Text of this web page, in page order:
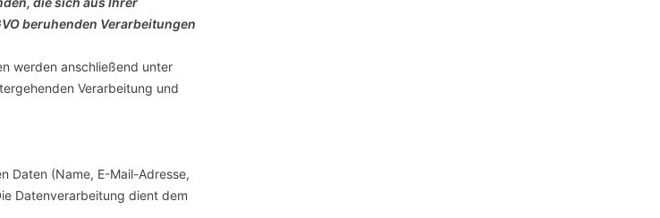
beruhenden Verarbeitungen
werden anschließend unter
Verarbeitung und
Daten (Name, E-Mail-Adresse,
Datenverarbeitung dient dem